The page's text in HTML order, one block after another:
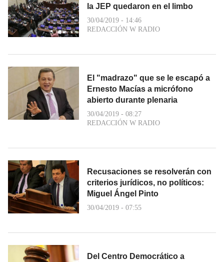
la JEP quedaron en el limbo
30/04/2019 - 14:46
REDACCIÓN W RADIO
El "madrazo" que se le escapó a
Ernesto Macías a micrófono
abierto durante plenaria
30/04/2019 - 08:27
REDACCIÓN W RADIO
Recusaciones se resolverán con
criterios jurídicos, no políticos:
Miguel Ángel Pinto
30/04/2019 - 07:55
Del Centro Democrático a